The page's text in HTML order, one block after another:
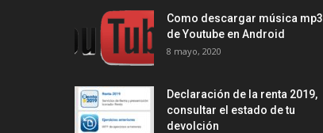
Como descargar música mp3
de Youtube en Android
8 mayo, 2020
Declaración de la renta 2019,
consultar el estado de tu
devolción